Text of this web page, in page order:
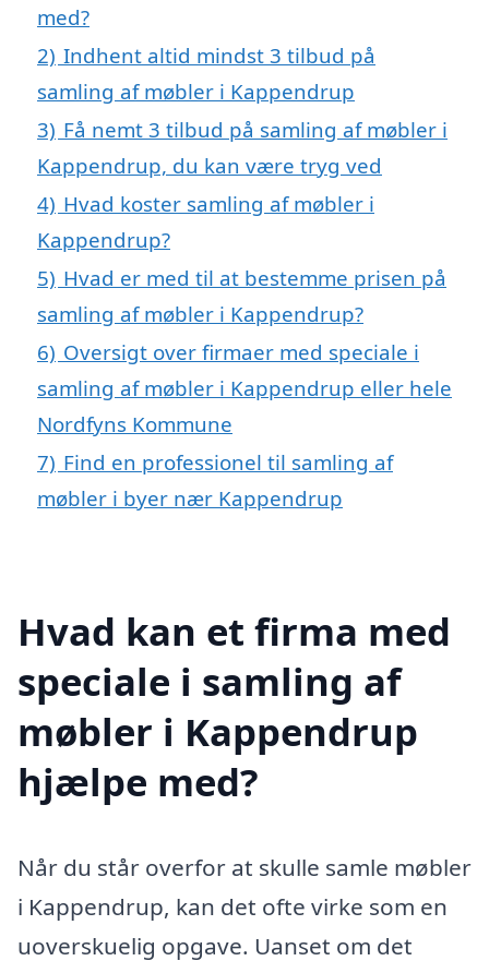
med?
2) Indhent altid mindst 3 tilbud på
samling af møbler i Kappendrup
3) Få nemt 3 tilbud på samling af møbler i
Kappendrup, du kan være tryg ved
4) Hvad koster samling af møbler i
Kappendrup?
5) Hvad er med til at bestemme prisen på
samling af møbler i Kappendrup?
6) Oversigt over firmaer med speciale i
samling af møbler i Kappendrup eller hele
Nordfyns Kommune
7) Find en professionel til samling af
møbler i byer nær Kappendrup
Hvad kan et firma med
speciale i samling af
møbler i Kappendrup
hjælpe med?
Når du står overfor at skulle samle møbler
i Kappendrup, kan det ofte virke som en
uoverskuelig opgave. Uanset om det